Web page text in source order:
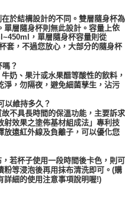
於結構設計的不同。雙層隨身杯為
層隨身杯則無此設計。容量上依
，單層隨身杯容量則從
套，不過您放心，大部分的隨身杯
？
奶、果汁或水果醋等酸性的飲料，
淨，勿隔夜，避免細菌孳生，沾污
以維持多久？
不具長時間的保溫功能，主要訴求
射效果之塗佈基材組成法」專利技
放遠紅外線及負離子，可以優化您
若杯子使用一段時間後卡色，則可
等浸泡後再用抹布清洗即可。(購
詳細的使用注意事項說明喔!)